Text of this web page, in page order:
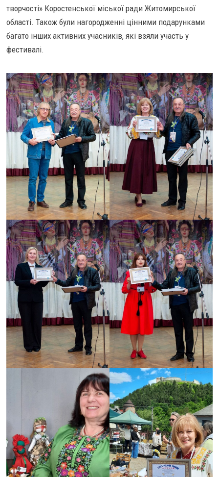
творчості» Коростенської міської ради Житомирської
області. Також були нагородженні цінними подарунками
багато інших активних учасників, які взяли участь у
фестивалі.